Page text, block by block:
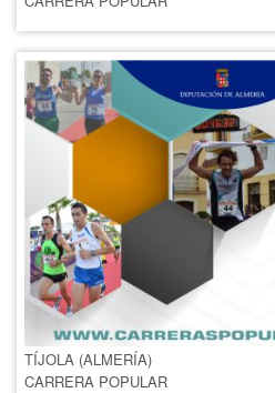
CARRERA POPULAR DE
TÍJOLA
03 SEPTIEMBRE 2016
TÍJOLA (ALMERÍA)
CARRERA POPULAR